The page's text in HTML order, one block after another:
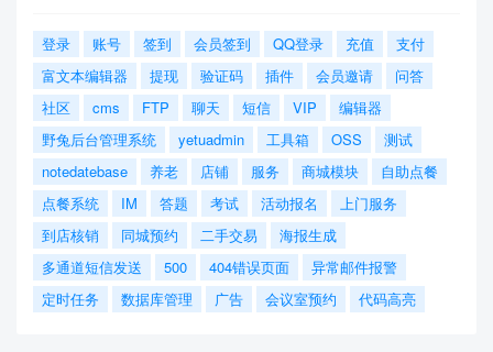
登录 账号 签到 会员签到 QQ登录 充值
支付
富文本编辑器
提现 验证码 插件 会员邀请
问答
社区
cms FTP 聊天 短信 VIP
编辑器
野兔后台管理系统
yetuadmin 工具箱 OSS
测试
notedatebase
养老 店铺 服务 商城模块
自助点餐
点餐系统
IM 答题 考试 活动报名
上门服务
到店核销
同城预约 二手交易
海报生成
多通道短信发送
500 404错误页面
异常邮件报警
定时任务
数据库管理 广告 会议室预约 代码高亮